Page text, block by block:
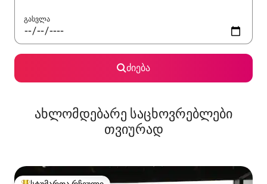
გასვლა
ძიება
ახლომდებარე საცხოვრებლები
თვიურად